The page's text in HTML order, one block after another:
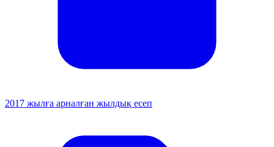
2017 жылға арналған жылдық есеп